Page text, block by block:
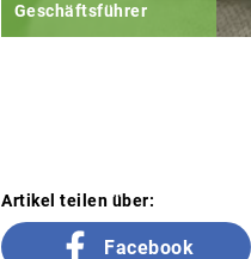
Geschäftsführer
Artikel teilen über:
Facebook